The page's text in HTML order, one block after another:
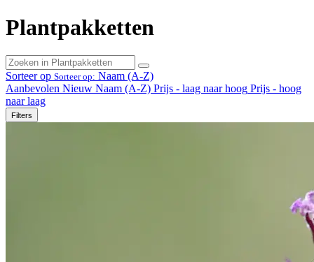
Plantpakketten
Sorteer op Sorteer op: Naam (A-Z)
Aanbevolen Nieuw Naam (A-Z) Prijs - laag naar hoog Prijs - hoog
naar laag
Filters